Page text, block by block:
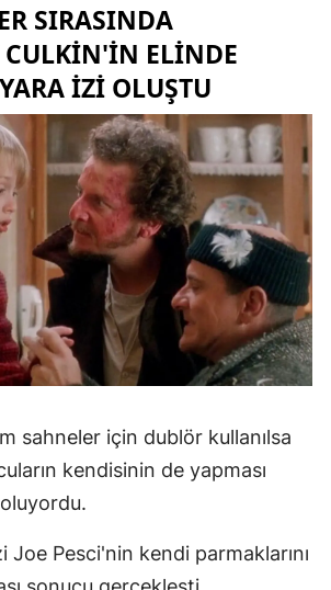
SIRASINDA
CULKIN'IN ELINDE
IZI OLUŞTU
sahneler için dublör kullanılsa
kendisinin de yapması
Joe Pesci'nin kendi parmaklarını